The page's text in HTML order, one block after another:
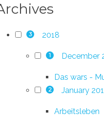
3 2018
1 December
Das wars -
2 January
Arbeitsleben